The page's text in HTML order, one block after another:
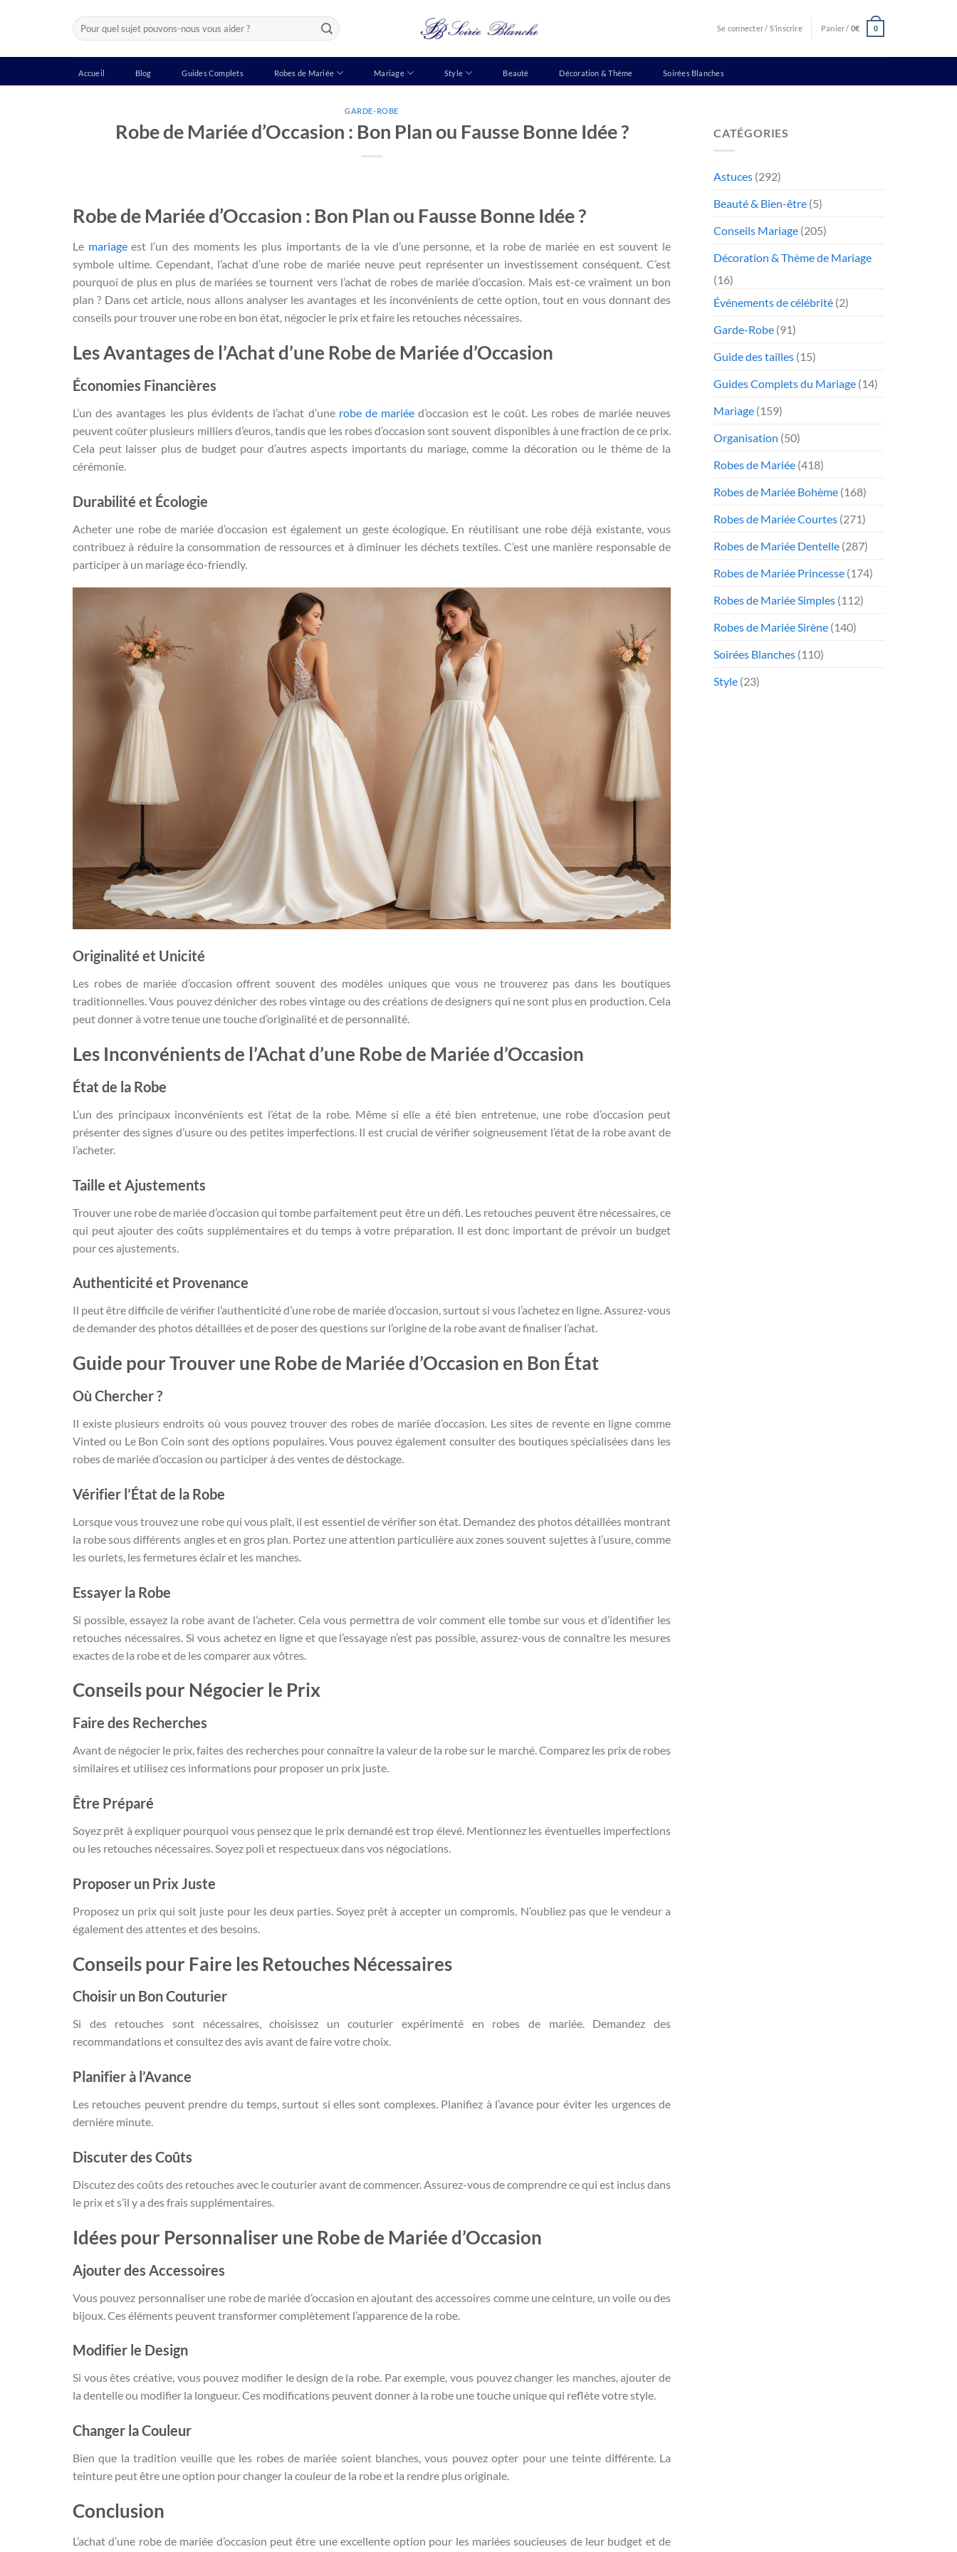
Recherche
pour :
Se connecter / S’inscrire Panier / 0€ 0
Accueil Blog Guides Complets Robes de Mariée Mariage Style Beauté Décoration & Thème Soirées Blanches
GARDE-ROBE
Robe de Mariée d’Occasion : Bon Plan ou Fausse Bonne Idée ?
Robe de Mariée d’Occasion : Bon Plan ou Fausse Bonne Idée ?
Le mariageest l’un des moments les plus importants de la vie d’une personne, et la robe de mariée en est souvent le
symbole ultime. Cependant, l’achat d’une robe de mariée neuve peut représenter un investissement conséquent. C’est
pourquoi de plus en plus de mariées se tournent vers l’achat de robes de mariée d’occasion. Mais est-ce vraiment un bon
plan ? Dans cet article, nous allons analyser les avantages et les inconvénients de cette option, tout en vous donnant des
conseils pour trouver une robe en bon état, négocier le prix et faire les retouches nécessaires.
Les Avantages de l’Achat d’une Robe de Mariée d’Occasion
Économies Financières
L’un des avantages les plus évidents de l’achat d’une robe de mariée d’occasion est le coût. Les robes de mariée neuves
peuvent coûter plusieurs milliers d’euros, tandis que les robes d’occasion sont souvent disponibles à une fraction de ce prix.
Cela peut laisser plus de budget pour d’autres aspects importants du mariage, comme la décoration ou le thème de la
cérémonie.
Durabilité et Écologie
Acheter une robe de mariée d’occasion est également un geste écologique. En réutilisant une robe déjà existante, vous
contribuez à réduire la consommation de ressources et à diminuer les déchets textiles. C’est une manière responsable de
participer à un mariage éco-friendly.
Originalité et Unicité
Les robes de mariée d’occasion offrent souvent des modèles uniques que vous ne trouverez pas dans les boutiques
traditionnelles. Vous pouvez dénicher des robes vintage ou des créations de designers qui ne sont plus en production. Cela
peut donner à votre tenue une touche d’originalité et de personnalité.
Les Inconvénients de l’Achat d’une Robe de Mariée d’Occasion
État de la Robe
L’un des principaux inconvénients est l’état de la robe. Même si elle a été bien entretenue, une robe d’occasion peut
présenter des signes d’usure ou des petites imperfections. Il est crucial de vérifier soigneusement l’état de la robe avant de
l’acheter.
Taille et Ajustements
Trouver une robe de mariée d’occasion qui tombe parfaitement peut être un défi. Les retouches peuvent être nécessaires, ce
qui peut ajouter des coûts supplémentaires et du temps à votre préparation. Il est donc important de prévoir un budget
pour ces ajustements.
Authenticité et Provenance
Il peut être difficile de vérifier l’authenticité d’une robe de mariée d’occasion, surtout si vous l’achetez en ligne. Assurez-vous
de demander des photos détaillées et de poser des questions sur l’origine de la robe avant de finaliser l’achat.
Guide pour Trouver une Robe de Mariée d’Occasion en Bon État
Où Chercher ?
Il existe plusieurs endroits où vous pouvez trouver des robes de mariée d’occasion. Les sites de revente en ligne comme
Vinted ou Le Bon Coin sont des options populaires. Vous pouvez également consulter des boutiques spécialisées dans les
robes de mariée d’occasion ou participer à des ventes de déstockage.
Vérifier l’État de la Robe
Lorsque vous trouvez une robe qui vous plaît, il est essentiel de vérifier son état. Demandez des photos détaillées montrant
la robe sous différents angles et en gros plan. Portez une attention particulière aux zones souvent sujettes à l’usure, comme
les ourlets, les fermetures éclair et les manches.
Essayer la Robe
Si possible, essayez la robe avant de l’acheter. Cela vous permettra de voir comment elle tombe sur vous et d’identifier les
retouches nécessaires. Si vous achetez en ligne et que l’essayage n’est pas possible, assurez-vous de connaître les mesures
exactes de la robe et de les comparer aux vôtres.
Conseils pour Négocier le Prix
Faire des Recherches
Avant de négocier le prix, faites des recherches pour connaître la valeur de la robe sur le marché. Comparez les prix de robes
similaires et utilisez ces informations pour proposer un prix juste.
Être Préparé
Soyez prêt à expliquer pourquoi vous pensez que le prix demandé est trop élevé. Mentionnez les éventuelles imperfections
ou les retouches nécessaires. Soyez poli et respectueux dans vos négociations.
Proposer un Prix Juste
Proposez un prix qui soit juste pour les deux parties. Soyez prêt à accepter un compromis. N’oubliez pas que le vendeur a
également des attentes et des besoins.
Conseils pour Faire les Retouches Nécessaires
Choisir un Bon Couturier
Si des retouches sont nécessaires, choisissez un couturier expérimenté en robes de mariée. Demandez des
recommandations et consultez des avis avant de faire votre choix.
Planifier à l’Avance
Les retouches peuvent prendre du temps, surtout si elles sont complexes. Planifiez à l’avance pour éviter les urgences de
dernière minute.
Discuter des Coûts
Discutez des coûts des retouches avec le couturier avant de commencer. Assurez-vous de comprendre ce qui est inclus dans
le prix et s’il y a des frais supplémentaires.
Idées pour Personnaliser une Robe de Mariée d’Occasion
Ajouter des Accessoires
Vous pouvez personnaliser une robe de mariée d’occasion en ajoutant des accessoires comme une ceinture, un voile ou des
bijoux. Ces éléments peuvent transformer complètement l’apparence de la robe.
Modifier le Design
Si vous êtes créative, vous pouvez modifier le design de la robe. Par exemple, vous pouvez changer les manches, ajouter de
la dentelle ou modifier la longueur. Ces modifications peuvent donner à la robe une touche unique qui reflète votre style.
Changer la Couleur
Bien que la tradition veuille que les robes de mariée soient blanches, vous pouvez opter pour une teinte différente. La
teinture peut être une option pour changer la couleur de la robe et la rendre plus originale.
Conclusion
L’achat d’une robe de mariée d’occasion peut être une excellente option pour les mariées soucieuses de leur budget et de
CATÉGORIES
Astuces (292)
Beauté & Bien-être (5)
Conseils Mariage (205)
Décoration & Thème de Mariage
(16)
Événements de célébrité (2)
Garde-Robe (91)
Guide des tailles (15)
Guides Complets du Mariage (14)
Mariage (159)
Organisation (50)
Robes de Mariée (418)
Robes de Mariée Bohème (168)
Robes de Mariée Courtes (271)
Robes de Mariée Dentelle (287)
Robes de Mariée Princesse (174)
Robes de Mariée Simples (112)
Robes de Mariée Sirène (140)
Soirées Blanches (110)
Style (23)